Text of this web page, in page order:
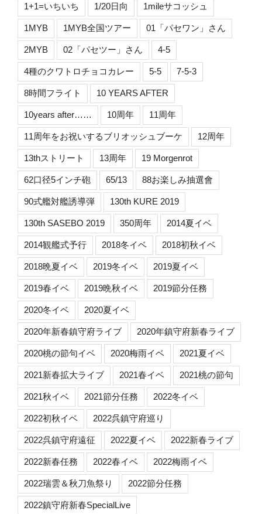
1+1=いちいち 1/20日向 1mileサコッシュ
1MYB 1MYB全国ツアー 01「パセワン」さん
2MYB 02「パセツー」さん 4-5
4種のクワトロチョコカレー 5-5 7-5-3
8時間フライト 10 YEARS AFTER
10years after…… 10周年 11周年
11周年をお祝いするブリオッシュブーケ 12周年
13thストリート 13周年 19 Morgenrot
62口径5インチ砲 65/13 88お楽しみ抽選會
90式艦対艦誘導弾 130th KURE 2019
130th SASEBO 2019 350周年 2014夏イベ
2014観艦式予行 2018冬イベ 2018初秋イベ
2018晩夏イベ 2019冬イベ 2019夏イベ
2019春イベ 2019晩秋イベ 2019節分任務
2020冬イベ 2020夏イベ
2020年新春鎮守府ライブ 2020年鎮守府新春ライブ
2020桃の節句イベ 2020梅雨イベ 2021夏イベ
2021新春拡大ライブ 2021春イベ 2021桃の節句
2021秋イベ 2021節分任務 2022冬イベ
2022初秋イベ 2022呉鎮守府巡り
2022呉鎮守府遠征 2022夏イベ 2022新春ライブ
2022新春任務 2022春イベ 2022梅雨イベ
2022瑞雲＆秋刀魚祭り 2022節分任務
2022鎮守府新春SpecialLive